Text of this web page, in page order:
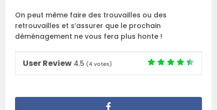
On peut même faire des trouvailles ou des
retrouvailles et s’assurer que le prochain
déménagement ne vous fera plus honte !
User Review 4.5 (4 votes)